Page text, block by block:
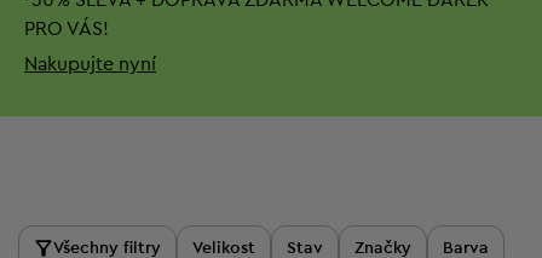
PRO VÁS!
Nakupujte nyní
Produkty
Všechny filtry Velikost Stav Značky Barva